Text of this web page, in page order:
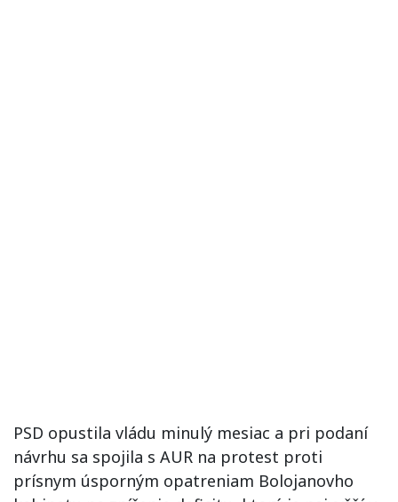
PSD opustila vládu minulý mesiac a pri podaní
návrhu sa spojila s AUR na protest proti
prísnym úsporným opatreniam Bolojanovho